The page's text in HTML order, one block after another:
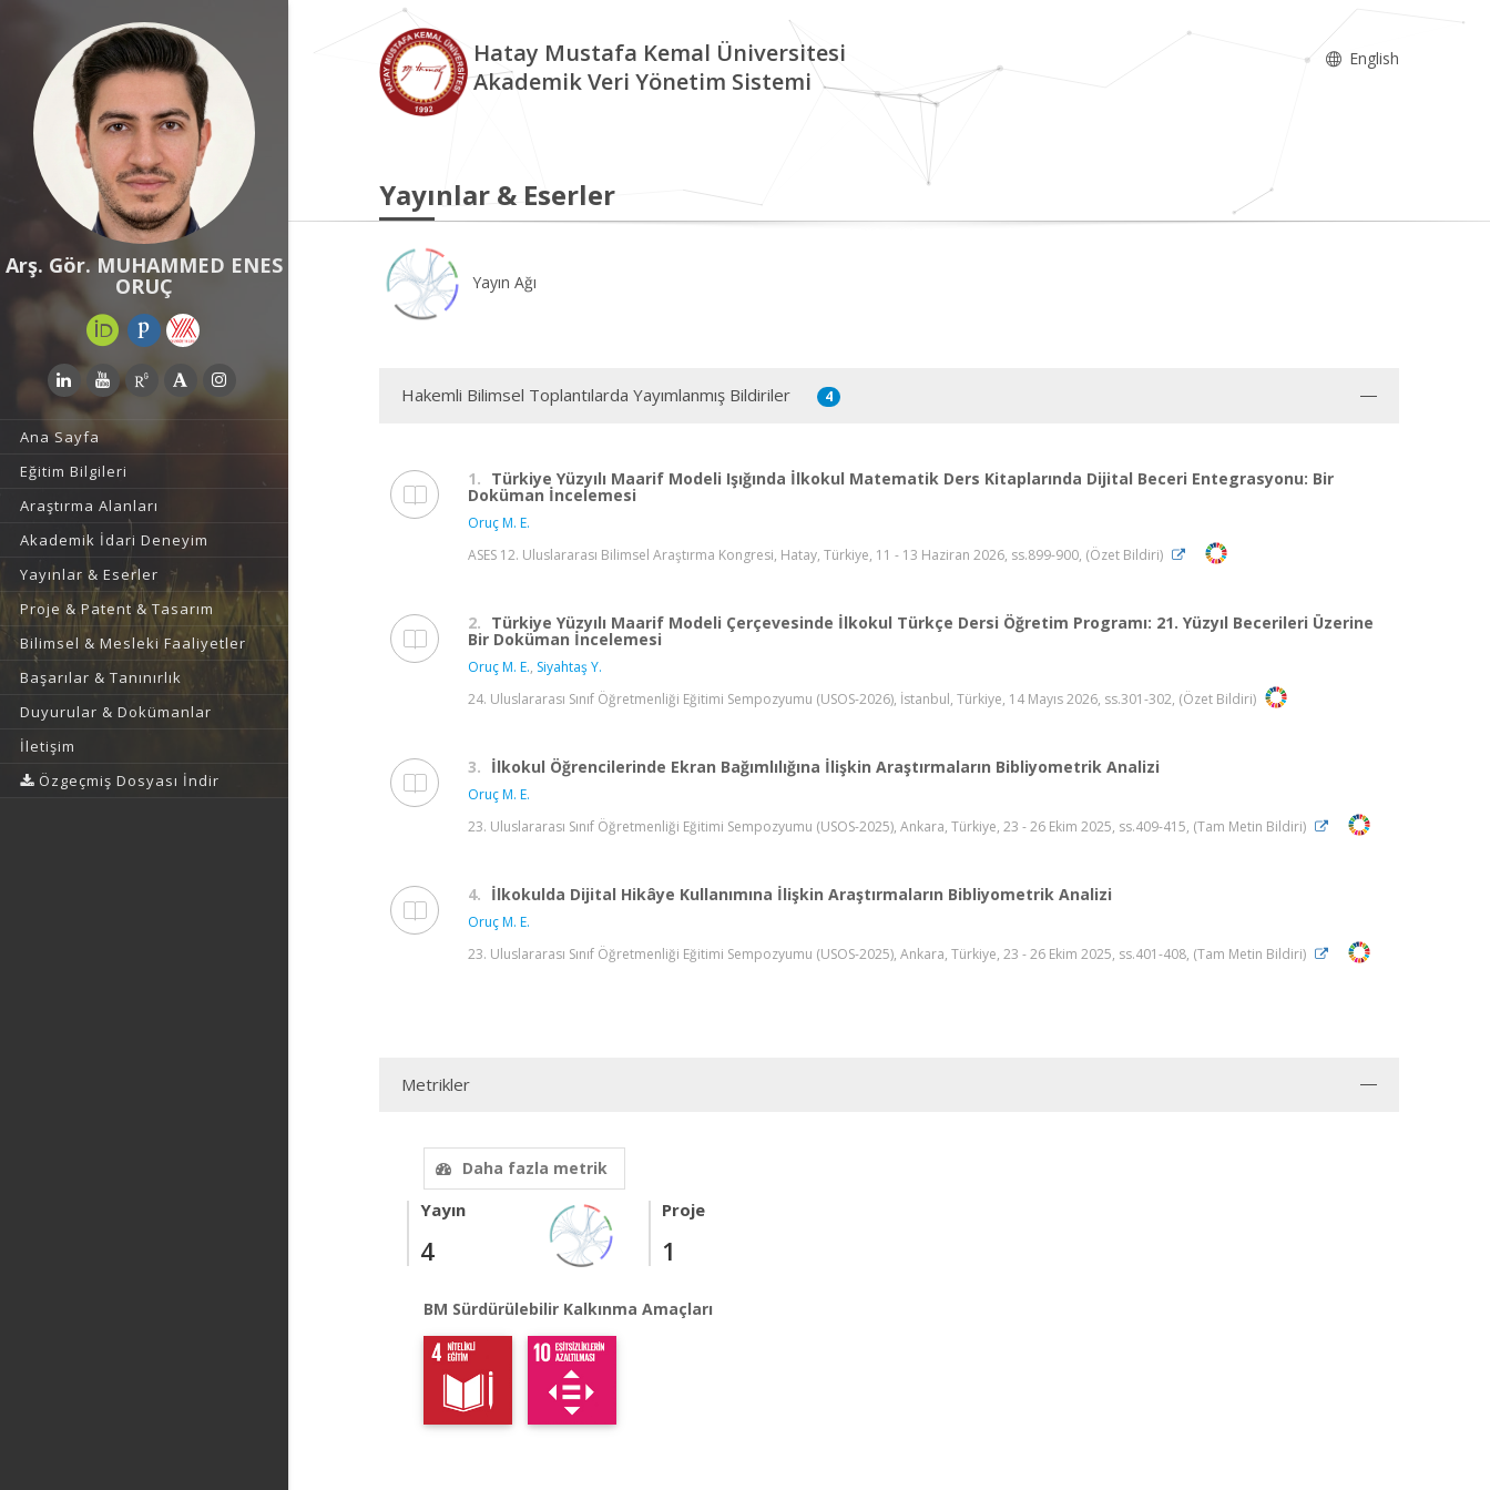
Arş. Gör. MUHAMMED ENES
ORUÇ
Ana Sayfa
Eğitim Bilgileri
Araştırma Alanları
Akademik İdari Deneyim
Yayınlar & Eserler
Proje & Patent & Tasarım
Bilimsel & Mesleki Faaliyetler
Başarılar & Tanınırlık
Duyurular & Dokümanlar
İletişim
Özgeçmiş Dosyası İndir
Hatay Mustafa Kemal Üniversitesi
Akademik Veri Yönetim Sistemi
English
Yayınlar & Eserler
Yayın Ağı
Hakemli Bilimsel Toplantılarda Yayımlanmış Bildiriler 4
1. Türkiye Yüzyılı Maarif Modeli Işığında İlkokul Matematik Ders Kitaplarında Dijital Beceri Entegrasyonu: Bir
Doküman İncelemesi
Oruç M. E.
ASES 12. Uluslararası Bilimsel Araştırma Kongresi, Hatay, Türkiye, 11 - 13 Haziran 2026, ss.899-900, (Özet Bildiri)
2. Türkiye Yüzyılı Maarif Modeli Çerçevesinde İlkokul Türkçe Dersi Öğretim Programı: 21. Yüzyıl Becerileri Üzerine
Bir Doküman İncelemesi
Oruç M. E., Siyahtaş Y.
24. Uluslararası Sınıf Öğretmenliği Eğitimi Sempozyumu (USOS-2026), İstanbul, Türkiye, 14 Mayıs 2026, ss.301-302, (Özet Bildiri)
3. İlkokul Öğrencilerinde Ekran Bağımlılığına İlişkin Araştırmaların Bibliyometrik Analizi
Oruç M. E.
23. Uluslararası Sınıf Öğretmenliği Eğitimi Sempozyumu (USOS-2025), Ankara, Türkiye, 23 - 26 Ekim 2025, ss.409-415, (Tam Metin Bildiri)
4. İlkokulda Dijital Hikâye Kullanımına İlişkin Araştırmaların Bibliyometrik Analizi
Oruç M. E.
23. Uluslararası Sınıf Öğretmenliği Eğitimi Sempozyumu (USOS-2025), Ankara, Türkiye, 23 - 26 Ekim 2025, ss.401-408, (Tam Metin Bildiri)
Metrikler
Daha fazla metrik
Yayın
4
Proje
1
BM Sürdürülebilir Kalkınma Amaçları